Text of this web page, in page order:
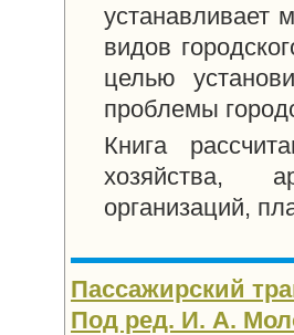
устанавливает
видов
целью
проблемы
Книга
хозяйства,
организаций,
Пассажирский
Под ред. И. А.